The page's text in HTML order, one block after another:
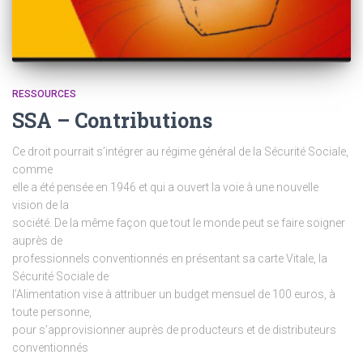
RESSOURCES
SSA – Contributions
Ce droit pourrait s’intégrer au régime général de la Sécurité Sociale,
comme
elle a été pensée en 1946 et qui a ouvert la voie à une nouvelle
vision de la
société. De la même façon que tout le monde peut se faire soigner
auprès de
professionnels conventionnés en présentant sa carte Vitale, la
Sécurité Sociale de
l’Alimentation vise à attribuer un budget mensuel de 100 euros, à
toute personne,
pour s’approvisionner auprès de producteurs et de distributeurs
conventionnés